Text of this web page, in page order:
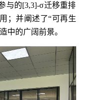
与的[3,3]-σ迁移重排
；并阐述了“可再生
中的广阔前景。